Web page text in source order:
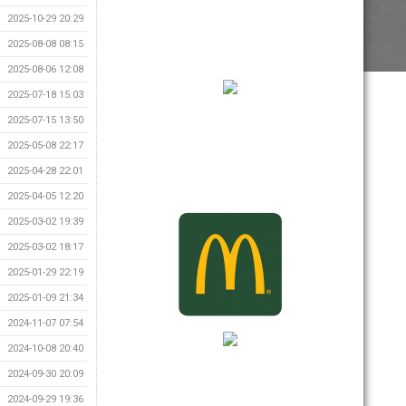
2025-10-29 20:29
2025-08-08 08:15
2025-08-06 12:08
2025-07-18 15:03
2025-07-15 13:50
2025-05-08 22:17
2025-04-28 22:01
2025-04-05 12:20
2025-03-02 19:39
2025-03-02 18:17
2025-01-29 22:19
2025-01-09 21:34
2024-11-07 07:54
2024-10-08 20:40
2024-09-30 20:09
2024-09-29 19:36